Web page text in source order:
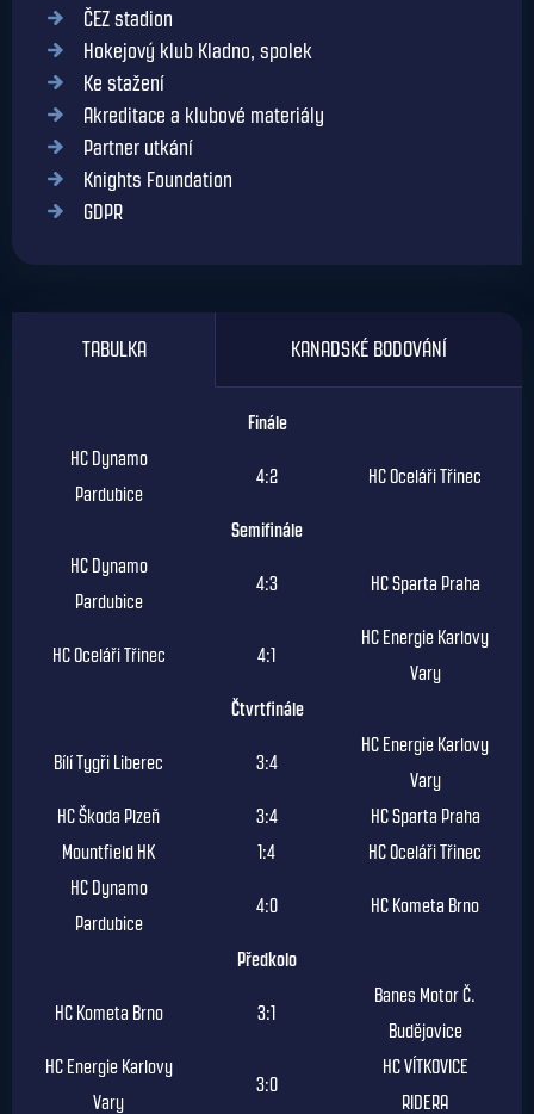
ČEZ stadion
Hokejový klub Kladno, spolek
Ke stažení
Akreditace a klubové materiály
Partner utkání
Knights Foundation
GDPR
TABULKA KANADSKÉ BODOVÁNÍ
Finále
HC Dynamo
Pardubice
4:2 HC Oceláři Třinec
Semifinále
HC Dynamo
Pardubice
4:3 HC Sparta Praha
HC Oceláři Třinec 4:1
HC Energie Karlovy
Vary
Čtvrtfinále
Bílí Tygři Liberec 3:4
HC Energie Karlovy
Vary
HC Škoda Plzeň
3:4
HC Sparta Praha
Mountfield HK
1:4
HC Oceláři Třinec
HC Dynamo
Pardubice
4:0 HC Kometa Brno
Předkolo
HC Kometa Brno 3:1
Banes Motor Č.
Budějovice
HC Energie Karlovy
Vary
3:0
HC VÍTKOVICE
RIDERA